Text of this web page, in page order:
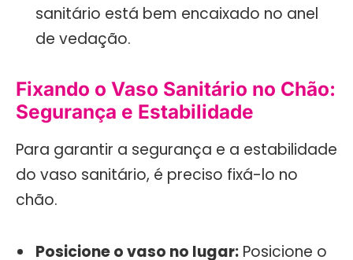
sanitário está bem encaixado no anel
de vedação.
Fixando o Vaso Sanitário no Chão:
Segurança e Estabilidade
Para garantir a segurança e a estabilidade
do vaso sanitário, é preciso fixá-lo no
chão.
Posicione o vaso no lugar: Posicione o